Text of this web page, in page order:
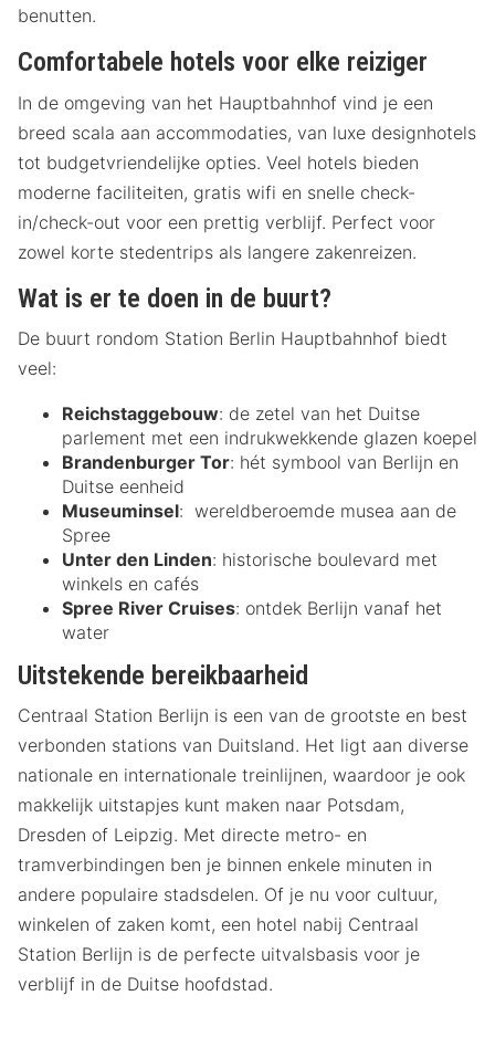
benutten.
Comfortabele hotels voor elke reiziger
In de omgeving van het Hauptbahnhof vind je een
breed scala aan accommodaties, van luxe designhotels
tot budgetvriendelijke opties. Veel hotels bieden
moderne faciliteiten, gratis wifi en snelle check-
in/check-out voor een prettig verblijf. Perfect voor
zowel korte stedentrips als langere zakenreizen.
Wat is er te doen in de buurt?
De buurt rondom Station Berlin Hauptbahnhof biedt
veel:
Reichstaggebouw: de zetel van het Duitse
parlement met een indrukwekkende glazen koepel
Brandenburger Tor: hét symbool van Berlijn en
Duitse eenheid
Museuminsel: wereldberoemde musea aan de
Spree
Unter den Linden: historische boulevard met
winkels en cafés
Spree River Cruises: ontdek Berlijn vanaf het
water
Uitstekende bereikbaarheid
Centraal Station Berlijn is een van de grootste en best
verbonden stations van Duitsland. Het ligt aan diverse
nationale en internationale treinlijnen, waardoor je ook
makkelijk uitstapjes kunt maken naar Potsdam,
Dresden of Leipzig. Met directe metro- en
tramverbindingen ben je binnen enkele minuten in
andere populaire stadsdelen. Of je nu voor cultuur,
winkelen of zaken komt, een hotel nabij Centraal
Station Berlijn is de perfecte uitvalsbasis voor je
verblijf in de Duitse hoofdstad.